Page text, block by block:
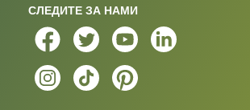
СЛЕДИТЕ ЗА НАМИ